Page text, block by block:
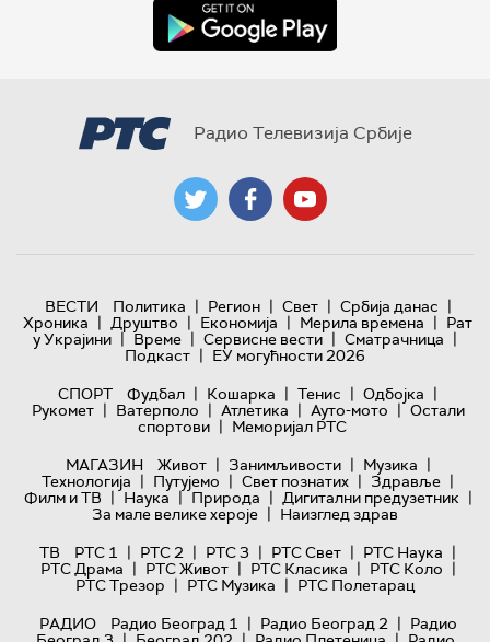
Радио Телевизија Србије
ВЕСТИ Политика | Регион | Свет | Србија данас |
Хроника | Друштво | Економија | Мерила времена | Рат
у Украјини | Време | Сервисне вести | Сматрачница |
Подкаст | ЕУ могућности 2026
СПОРТ
Фудбал | Кошарка | Тенис | Одбојка |
Рукомет | Ватерполо | Атлетика | Ауто-мото | Остали
спортови | Меморијал РТС
МАГАЗИН
Живот | Занимљивости | Музика |
Технологијa | Путујемо | Свет познатих | Здравље |
Филм и ТВ | Наука | Природа | Дигитални предузетник |
За мале велике хероје | Наизглед здрав
ТВ
РТС 1 | РТС 2 | РТС 3 | РТС Свет | РТС Наука |
РТС Драма | РТС Живот | РТС Класика | РТС Коло |
РТС Трезор | РТС Музика | РТС Полетарац
РАДИО
Радио Београд 1 | Радио Београд 2 | Радио